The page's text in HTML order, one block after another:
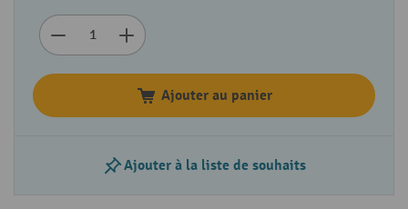
Ajouter au panier
Ajouter à la liste de souhaits